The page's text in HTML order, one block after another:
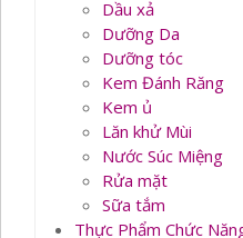
Dầu xả
Dưỡng Da
Dưỡng tóc
Kem Đánh Răng
Kem ủ
Lăn khử Mùi
Nước Súc Miệng
Rửa mặt
Sữa tắm
Thực Phẩm Chức